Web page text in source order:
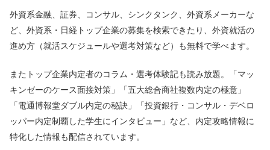
外資系金融、証券、コンサル、シンクタンク、外資系メーカーな
ど、外資系・日経トップ企業の募集を検索できたり、外資就活の
進め方（就活スケジュールや選考対策など）も無料で学べます。
またトップ企業内定者のコラム・選考体験記も読み放題。「マッ
キンゼーのケース面接対策」「五大総合商社複数内定の極意」
「電通博報堂ダブル内定の秘訣」「投資銀行・コンサル・デベロ
ッパー内定制覇した学生にインタビュー」など、内定攻略情報に
特化した情報も配信されています。